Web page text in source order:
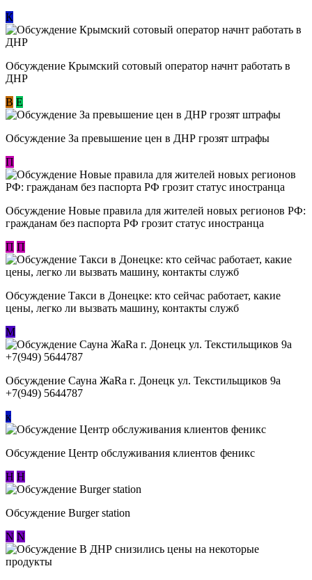
К
Обсуждение Крымский сотовый оператор начнт работать в
ДНР
В E
Обсуждение За превышение цен в ДНР грозят штрафы
П
Обсуждение Новые правила для жителей новых регионов РФ:
гражданам без паспорта РФ грозит статус иностранца
П П
Обсуждение ​Такси в Донецке: кто сейчас работает, какие
цены, легко ли вызвать машину, контакты служб
М
Обсуждение Сауна ЖаRa г. Донецк ул. Текстильщиков 9а
+7(949) 5644787
к
Обсуждение Центр обслуживания клиентов феникс
Н Н
Обсуждение Burger station
N N